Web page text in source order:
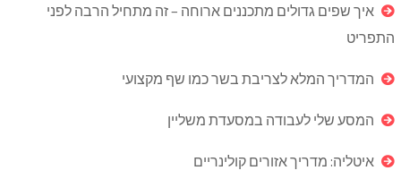
איך שפים גדולים מתכננים ארוחה – זה מתחיל הרבה לפני
התפריט
המדריך המלא לצריבת בשר כמו שף מקצועי
המסע שלי לעבודה במסעדת משליין
איטליה: מדריך אזורים קולינריים